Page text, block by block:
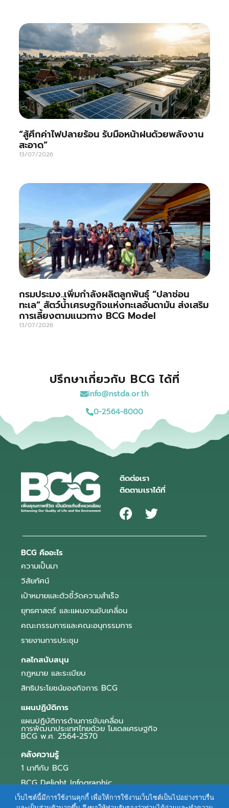
“สู้ศึกค่าไฟปลายร้อน รับมือหน้าฝนด้วยพลังงาน
สะอาด”
13/07/2026
กรมประมง..เพิ่มกำลังผลิตลูกพันธุ์ “ปลาช่อน
ทะเล” สัตว์น้ำเศรษฐกิจแห่งทะเลอันดามัน ส่งเสริม
การเลี้ยงตามแนวทาง BCG Model
13/07/2026
ปรึกษาเกี่ยวกับ BCG ได้ที่
info@nstda.or.th
0-2564-8000
ติดต่อเรา
ติดตามเราได้ที่
BCG คืออะไร
ความเป็นมา
วิสัยทัศน์
เป้าหมายและตัวชี้วัดความสำเร็จ
ยุทธศาสตร์ และแผนงานขับเคลื่อน
คณะกรรมการและคณะอนุกรรมการ
รายงานการประชุม
กลไกสนับสนุน
กฎหมาย และระเบียบ
สิทธิประโยชน์ของกิจการ BCG
แผนปฏิบัติการ
แผนปฏิบัติการด้านการขับเคลื่อน
การพัฒนาประเทศไทยด้วย โมเดลเศรษฐกิจ
BCG พ.ศ. 2564-2570
คลังความรู้
1 นาทีกับ BCG
BCG Delight Infographic
สื่อประชาสัมพันธ์
เว็บไซต์นี้มีการใช้งานคุกกี้ เพื่อให้การใช้งานเว็บไซต์เป็นไปอย่างราบรื่น